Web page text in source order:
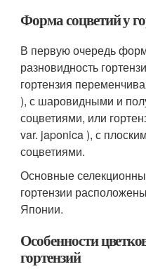
Форма соцветий у
В первую очередь
разновидность
гортенз­ия
), с шаровидными и
соцветиями, или
var. japonica ), с
соцветиями.
Основные
гортензии
Японии.
Особенности
гортензий